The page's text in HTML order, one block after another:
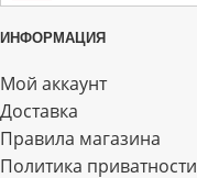
ИНФОРМАЦИЯ
Мой аккаунт
Доставка
Правила магазина
Политика приватности